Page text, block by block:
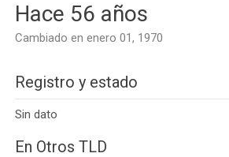
Hace 56 años
Cambiado en enero 01, 1970
Registro y estado
Sin dato
En Otros TLD